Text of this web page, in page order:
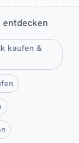
entdecken
kaufen &